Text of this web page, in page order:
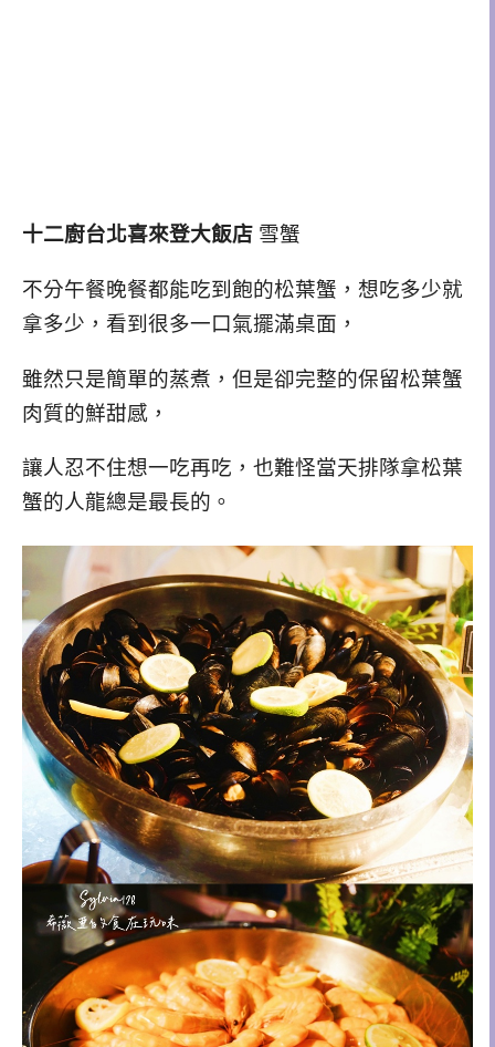
十二廚台北喜來登大飯店 雪蟹
不分午餐晚餐都能吃到飽的松葉蟹，想吃多少就
拿多少，看到很多一口氣擺滿桌面，
雖然只是簡單的蒸煮，但是卻完整的保留松葉蟹
肉質的鮮甜感，
讓人忍不住想一吃再吃，也難怪當天排隊拿松葉
蟹的人龍總是最長的。